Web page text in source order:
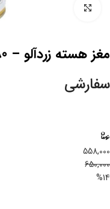
مغز هسته زردآلو – 280 گرم
سفارشی
558,000
650,000
%14